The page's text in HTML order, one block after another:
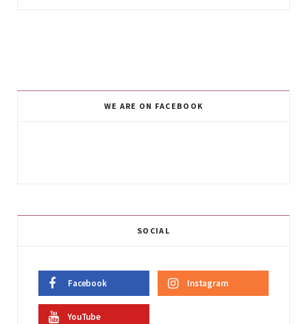
WE ARE ON FACEBOOK
SOCIAL
Facebook Instagram
YouTube